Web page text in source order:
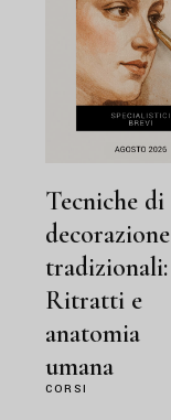
Tecniche di
decorazione
tradizionali:
Ritratti e
anatomia
umana
CORSI